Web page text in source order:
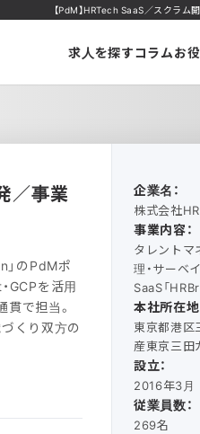
【PdM】HRTech SaaS／スクラ
求人を探すコラムお
／事業
」のPdMポ
GCPを活用
で担当。
くり双方の
企業名：
株式会社
事業内容：
タレントマ
理・サーベ
SaaS「
本社所在地
東京都港区
産東京三田
設立：
2016年3月
従業員数：
269名